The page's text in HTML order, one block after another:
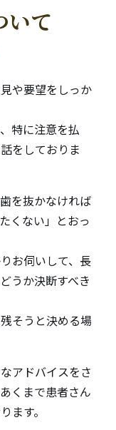
いて
や要望をしっか
特に注意を払
をしておりま
を抜かなければ
くない」とおっ
お伺いして、長
うか決断すべき
そうと決める場
アドバイスをさ
くまで患者さん
ます。